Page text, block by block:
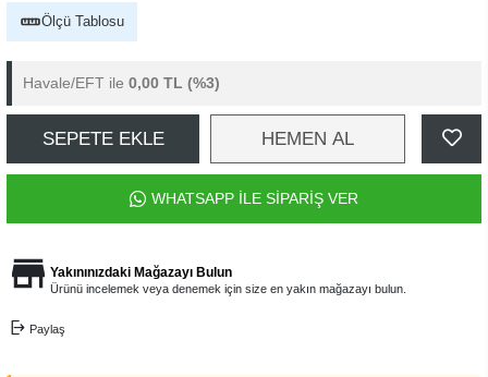
Ölçü Tablosu
Havale/EFT ile 0,00 TL (%3)
SEPETE EKLE HEMEN AL
WHATSAPP İLE SİPARİŞ VER
Yakınınızdaki Mağazayı Bulun
Ürünü incelemek veya denemek için size en yakın mağazayı bulun.
Paylaş